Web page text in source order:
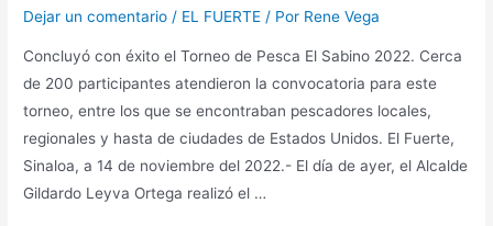
Dejar un comentario / EL FUERTE / Por Rene Vega
Concluyó con éxito el Torneo de Pesca El Sabino 2022. Cerca
de 200 participantes atendieron la convocatoria para este
torneo, entre los que se encontraban pescadores locales,
regionales y hasta de ciudades de Estados Unidos. El Fuerte,
Sinaloa, a 14 de noviembre del 2022.- El día de ayer, el Alcalde
Gildardo Leyva Ortega realizó el …